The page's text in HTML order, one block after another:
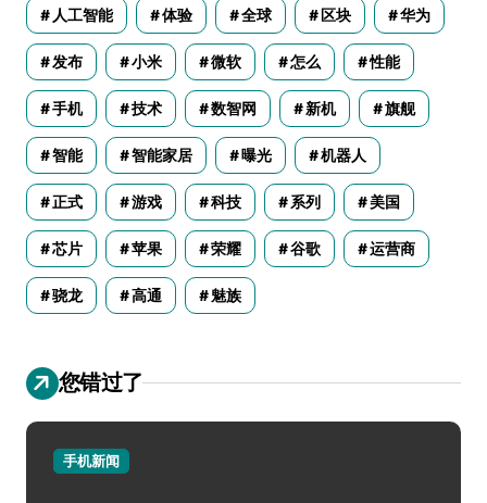
人工智能 体验 全球 区块 华为
发布 小米 微软 怎么 性能
手机 技术 数智网 新机 旗舰
智能 智能家居 曝光 机器人
正式 游戏 科技 系列 美国
芯片 苹果 荣耀 谷歌 运营商
骁龙 高通 魅族
您错过了
手机新闻